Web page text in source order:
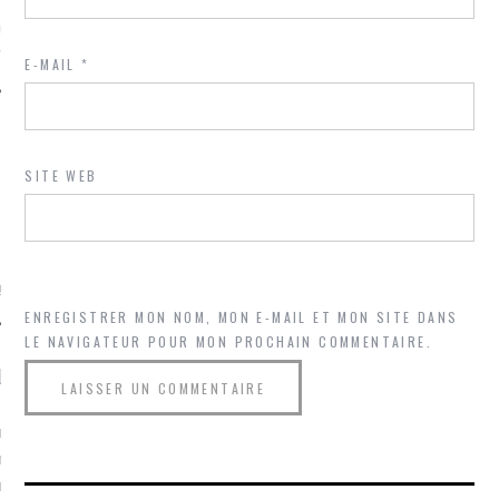
surla-femme-qui-
@Isa_Monrozier
ARCACHON
je t'aime, my little bassin
comment ? "
E-MAIL*
SITE WEB
ENREGISTRER MON NOM, MON E-MAIL ET MON SITE DANS
LE NAVIGATEUR POUR MON PROCHAIN COMMENTAIRE.